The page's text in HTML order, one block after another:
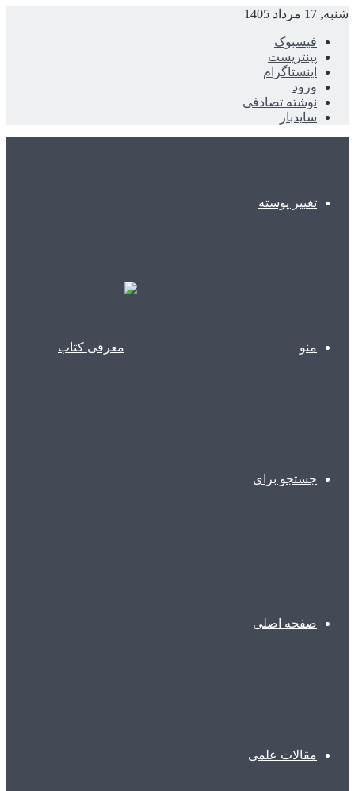
شنبه, 17 مرداد 1405
فیسبوک
پینتریست
اینستاگرام
ورود
نوشته تصادفی
سایدبار
تغییر پوسته
منو
جستجو برای
صفحه اصلی
مقالات علمی